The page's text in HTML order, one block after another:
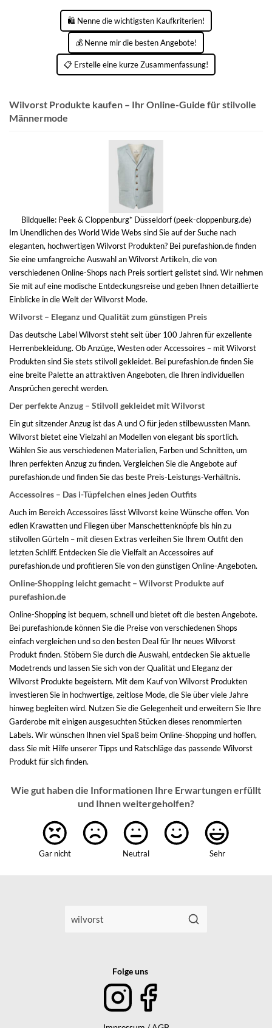
🛍️ Nenne die wichtigsten Kaufkriterien!
💰 Nenne mir die besten Angebote!
📋 Erstelle eine kurze Zusammenfassung!
Wilvorst Produkte kaufen – Ihr Online-Guide für stilvolle
Männermode
Bildquelle: Peek & Cloppenburg* Düsseldorf (peek-cloppenburg.de)
Im Unendlichen des World Wide Webs sind Sie auf der Suche nach
eleganten, hochwertigen Wilvorst Produkten? Bei purefashion.de finden
Sie eine umfangreiche Auswahl an Wilvorst Artikeln, die von
verschiedenen Online-Shops nach Preis sortiert gelistet sind. Wir nehmen
Sie mit auf eine modische Entdeckungsreise und geben Ihnen detaillierte
Einblicke in die Welt der Wilvorst Mode.
Wilvorst – Eleganz und Qualität zum günstigen Preis
Das deutsche Label Wilvorst steht seit über 100 Jahren für exzellente
Herrenbekleidung. Ob Anzüge, Westen oder Accessoires – mit Wilvorst
Produkten sind Sie stets stilvoll gekleidet. Bei purefashion.de finden Sie
eine breite Palette an attraktiven Angeboten, die Ihren individuellen
Ansprüchen gerecht werden.
Der perfekte Anzug – Stilvoll gekleidet mit Wilvorst
Ein gut sitzender Anzug ist das A und O für jeden stilbewussten Mann.
Wilvorst bietet eine Vielzahl an Modellen von elegant bis sportlich.
Wählen Sie aus verschiedenen Materialien, Farben und Schnitten, um
Ihren perfekten Anzug zu finden. Vergleichen Sie die Angebote auf
purefashion.de und finden Sie das beste Preis-Leistungs-Verhältnis.
Accessoires – Das i-Tüpfelchen eines jeden Outfits
Auch im Bereich Accessoires lässt Wilvorst keine Wünsche offen. Von
edlen Krawatten und Fliegen über Manschettenknöpfe bis hin zu
stilvollen Gürteln – mit diesen Extras verleihen Sie Ihrem Outfit den
letzten Schliff. Entdecken Sie die Vielfalt an Accessoires auf
purefashion.de und profitieren Sie von den günstigen Online-Angeboten.
Online-Shopping leicht gemacht – Wilvorst Produkte auf
purefashion.de
Online-Shopping ist bequem, schnell und bietet oft die besten Angebote.
Bei purefashion.de können Sie die Preise von verschiedenen Shops
einfach vergleichen und so den besten Deal für Ihr neues Wilvorst
Produkt finden. Stöbern Sie durch die Auswahl, entdecken Sie aktuelle
Modetrends und lassen Sie sich von der Qualität und Eleganz der
Wilvorst Produkte begeistern. Mit dem Kauf von Wilvorst Produkten
investieren Sie in hochwertige, zeitlose Mode, die Sie über viele Jahre
hinweg begleiten wird. Nutzen Sie die Gelegenheit und erweitern Sie Ihre
Garderobe mit einigen ausgesuchten Stücken dieses renommierten
Labels. Wir wünschen Ihnen viel Spaß beim Online-Shopping und hoffen,
dass Sie mit Hilfe unserer Tipps und Ratschläge das passende Wilvorst
Produkt für sich finden.
Wie gut haben die Informationen Ihre Erwartungen erfüllt
und Ihnen weitergeholfen?
Gar nicht Neutral Sehr
Folge uns